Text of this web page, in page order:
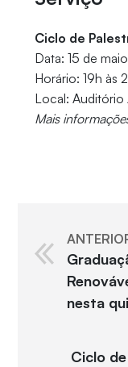
Ciclo de
Data: 15 de
Horário: 19h às
Local: Auditório
Mais
nesta
Ciclo